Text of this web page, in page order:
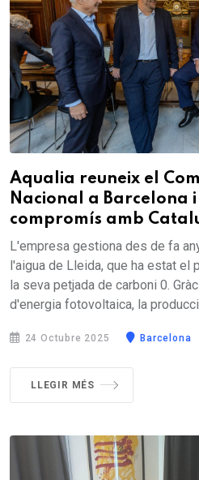
Aqualia reuneix el
Nacional a Barcelona
compromís amb
L'empresa gestiona des de fa
l'aigua de Lleida, que ha estat el
la seva petjada de carboni 0.
d'energia fotovoltaica, la
24 Octubre 2025 Barcelona
LLEGIR MÉS